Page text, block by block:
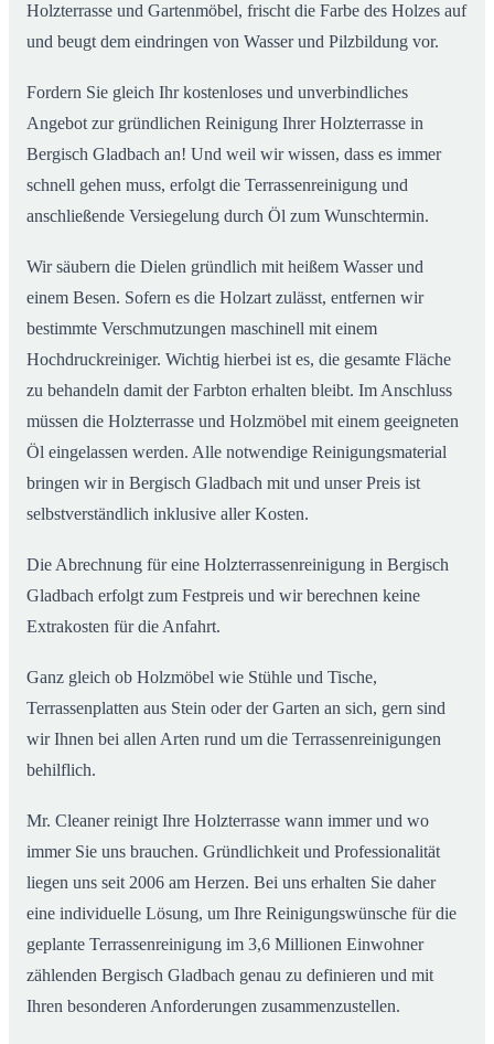
Holzterrasse und Gartenmöbel, frischt die Farbe des Holzes auf
und beugt dem eindringen von Wasser und Pilzbildung vor.
Fordern Sie gleich Ihr kostenloses und unverbindliches
Angebot zur gründlichen Reinigung Ihrer Holzterrasse in
Bergisch Gladbach an! Und weil wir wissen, dass es immer
schnell gehen muss, erfolgt die Terrassenreinigung und
anschließende Versiegelung durch Öl zum Wunschtermin.
Wir säubern die Dielen gründlich mit heißem Wasser und
einem Besen. Sofern es die Holzart zulässt, entfernen wir
bestimmte Verschmutzungen maschinell mit einem
Hochdruckreiniger. Wichtig hierbei ist es, die gesamte Fläche
zu behandeln damit der Farbton erhalten bleibt. Im Anschluss
müssen die Holzterrasse und Holzmöbel mit einem geeigneten
Öl eingelassen werden. Alle notwendige Reinigungsmaterial
bringen wir in Bergisch Gladbach mit und unser Preis ist
selbstverständlich inklusive aller Kosten.
Die Abrechnung für eine Holzterrassenreinigung in Bergisch
Gladbach erfolgt zum Festpreis und wir berechnen keine
Extrakosten für die Anfahrt.
Ganz gleich ob Holzmöbel wie Stühle und Tische,
Terrassenplatten aus Stein oder der Garten an sich, gern sind
wir Ihnen bei allen Arten rund um die Terrassenreinigungen
behilflich.
Mr. Cleaner reinigt Ihre Holzterrasse wann immer und wo
immer Sie uns brauchen. Gründlichkeit und Professionalität
liegen uns seit 2006 am Herzen. Bei uns erhalten Sie daher
eine individuelle Lösung, um Ihre Reinigungswünsche für die
geplante Terrassenreinigung im 3,6 Millionen Einwohner
zählenden Bergisch Gladbach genau zu definieren und mit
Ihren besonderen Anforderungen zusammenzustellen.